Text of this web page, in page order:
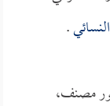
النسائي.
مصنف،